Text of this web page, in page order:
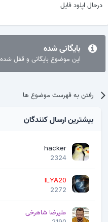
درحال اپلود فایل
بایگانی شده
این موضوع بایگانی و قفل
رفتن به فهرست موضوع ها
بیشترین ارسال کنندگان
hacker
2324
ILYA20
2272
علیرضا شاهرخی